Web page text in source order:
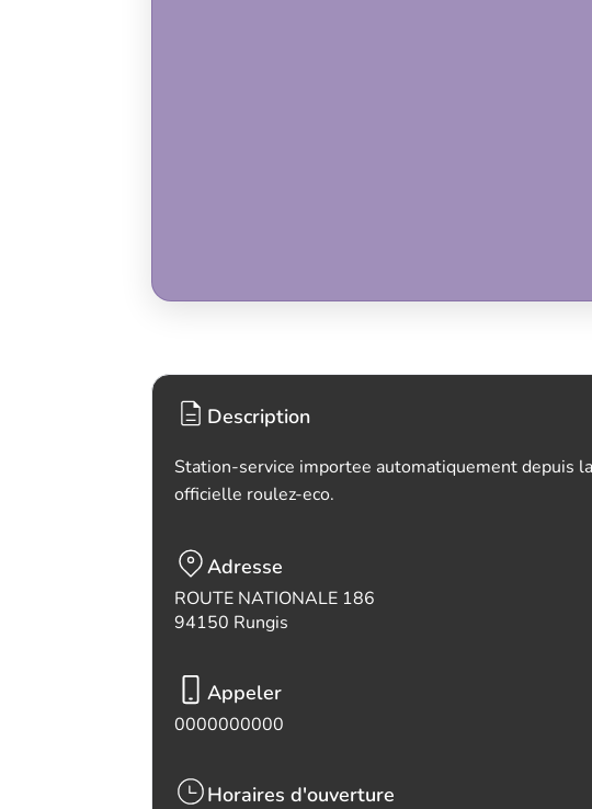
Description
Station-service importee automatiquement depuis
officielle roulez-eco.
Adresse
ROUTE NATIONALE 186
94150 Rungis
Appeler
0000000000
Horaires d'ouverture